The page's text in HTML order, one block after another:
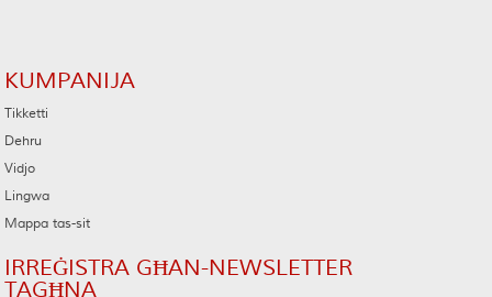
KUMPANIJA
Tikketti
Dehru
Vidjo
Lingwa
Mappa tas-sit
IRREĠISTRA GĦAN-NEWSLETTER
TAGĦNA